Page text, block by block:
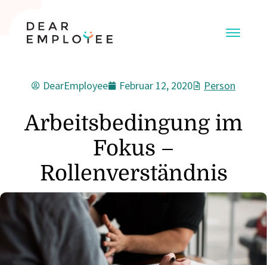
DearEmployee Februar 12, 2020 Person
Arbeitsbedingung im
Fokus –
Rollenverständnis